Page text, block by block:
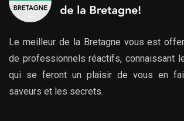
Le meilleur de la Bretagne vous est
de professionnels réactifs, connaissant
qui se feront un plaisir de vous en
saveurs et les secrets.